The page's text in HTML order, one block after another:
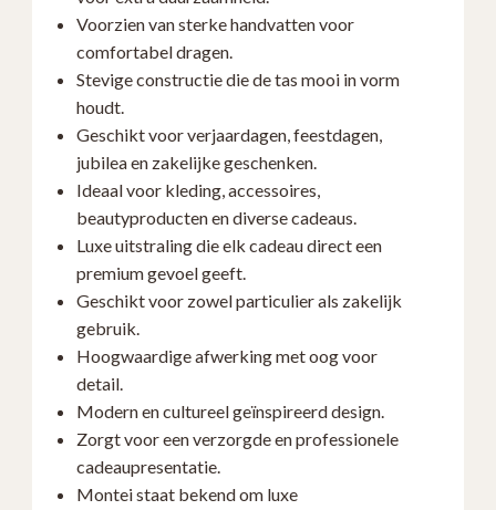
Voorzien van sterke handvatten voor
comfortabel dragen.
Stevige constructie die de tas mooi in vorm
houdt.
Geschikt voor verjaardagen, feestdagen,
jubilea en zakelijke geschenken.
Ideaal voor kleding, accessoires,
beautyproducten en diverse cadeaus.
Luxe uitstraling die elk cadeau direct een
premium gevoel geeft.
Geschikt voor zowel particulier als zakelijk
gebruik.
Hoogwaardige afwerking met oog voor
detail.
Modern en cultureel geïnspireerd design.
Zorgt voor een verzorgde en professionele
cadeaupresentatie.
Montei staat bekend om luxe